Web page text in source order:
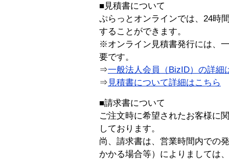
■見積書について
ぷらっとオンラインでは、24時
することができます。
※オンライン見積書発行には、
要です。
⇒一般法人会員（BizID）の詳細
⇒ 見積書について詳細はこちら
■請求書について
ご注文時に希望されたお客様に
しております。
尚、請求書は、営業時間内での
かかる場合等）によりましては